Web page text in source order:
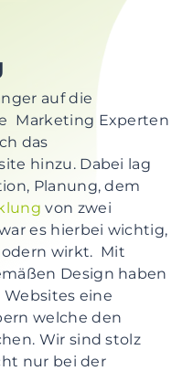
auf die
Marketing Experten
das
hinzu. Dabei lag
Planung, dem
von zwei
es hierbei wichtig,
wirkt. Mit
Design haben
eine
welche den
Wir sind stolz
nur bei der